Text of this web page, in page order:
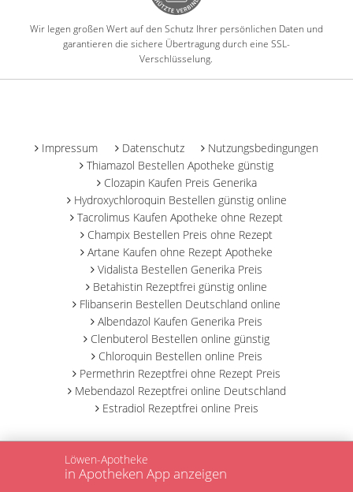
Wir legen großen Wert auf den Schutz Ihrer persönlichen Daten und
garantieren die sichere Übertragung durch eine SSL-
Verschlüsselung.
Impressum Datenschutz
Nutzungsbedingungen
Thiamazol Bestellen Apotheke günstig
Clozapin Kaufen Preis Generika
Hydroxychloroquin Bestellen günstig online
Tacrolimus Kaufen Apotheke ohne Rezept
Champix Bestellen Preis ohne Rezept
Artane Kaufen ohne Rezept Apotheke
Vidalista Bestellen Generika Preis
Betahistin Rezeptfrei günstig online
Flibanserin Bestellen Deutschland online
Albendazol Kaufen Generika Preis
Clenbuterol Bestellen online günstig
Chloroquin Bestellen online Preis
Permethrin Rezeptfrei ohne Rezept Preis
Mebendazol Rezeptfrei online Deutschland
Estradiol Rezeptfrei online Preis
Löwen-Apotheke
in Apotheken App anzeigen